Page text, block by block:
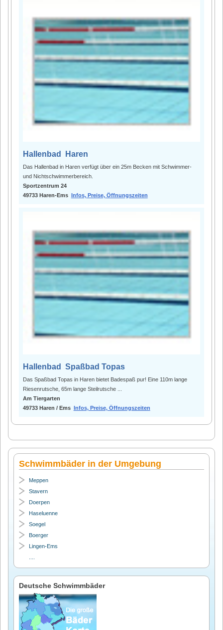
Hallenbad Haren
Das Hallenbad in Haren verfügt über ein 25m Becken mit Schwimmer-
und Nichtschwimmerbereich.
Sportzentrum 24
49733 Haren-Ems Infos, Preise, Öffnungszeiten
Hallenbad Spaßbad Topas
Das Spaßbad Topas in Haren bietet Badespaß pur! Eine 110m lange
Riesenrutsche, 65m lange Steilrutsche ...
Am Tiergarten
49733 Haren / Ems
Infos, Preise, Öffnungszeiten
Schwimmbäder in der Umgebung
Meppen
Stavern
Doerpen
Haseluenne
Soegel
Boerger
Lingen-Ems
Deutsche Schwimmbäder